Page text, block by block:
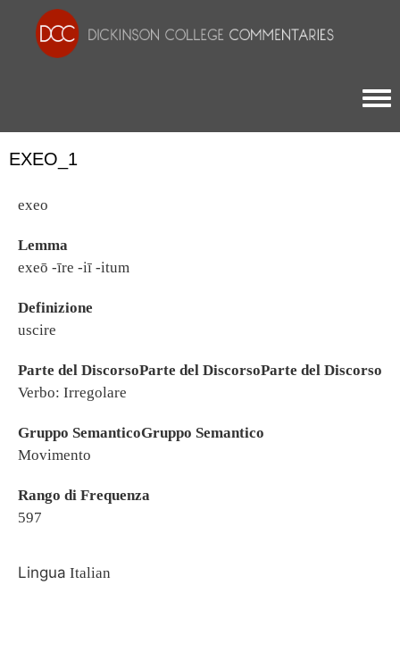
EXEO_1
exeo
Lemma
exeō -īre -iī -itum
Definizione
uscire
Parte del DiscorsoParte del DiscorsoParte del Discorso
Verbo: Irregolare
Gruppo SemanticoGruppo Semantico
Movimento
Rango di Frequenza
597
Lingua Italian